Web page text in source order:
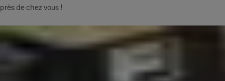
près de chez vous !